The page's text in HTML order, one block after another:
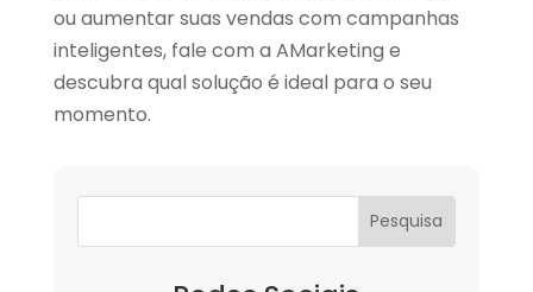
ou aumentar suas vendas com campanhas
inteligentes, fale com a AMarketing e
descubra qual solução é ideal para o seu
momento.